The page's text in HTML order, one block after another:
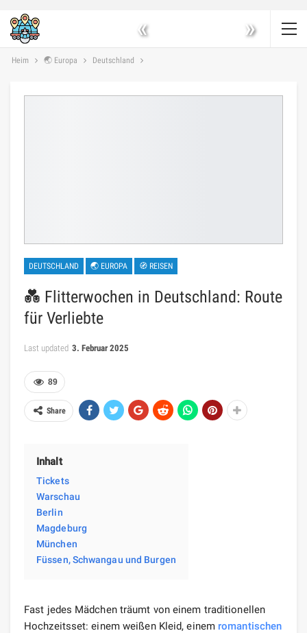
« »
Heim 🌏 Europa Deutschland
DEUTSCHLAND 🌏 EUROPA 🧭 REISEN
💑 Flitterwochen in Deutschland: Route
für Verliebte
Last updated 3. Februar 2025
89
Share
Inhalt
Tickets
Warschau
Berlin
Magdeburg
München
Füssen, Schwangau und Burgen
Fast jedes Mädchen träumt von einem traditionellen
Hochzeitsset: einem weißen Kleid, einem romantischen